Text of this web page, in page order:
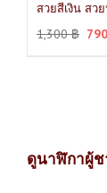
สวยสีเงิน สว
1,300฿ 790
ดูนาฬิกาผู้ช